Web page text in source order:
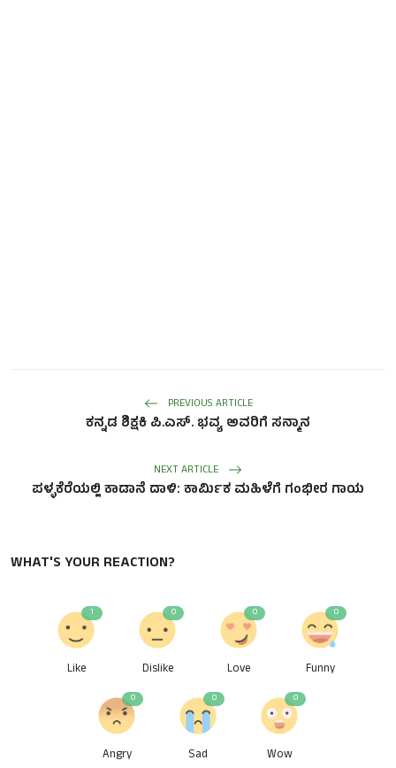
PREVIOUS ARTICLE
ಕನ್ನಡ ಶಿಕ್ಷಕಿ ಪಿ.ಎಸ್. ಭವ್ಯ ಅವರಿಗೆ ಸನ್ಮಾನ
NEXT ARTICLE
ಪಳ್ಳಕೆರೆಯಲ್ಲಿ ಕಾಡಾನೆ ದಾಳಿ: ಕಾರ್ಮಿಕ ಮಹಿಳೆಗೆ ಗಂಭೀರ ಗಾಯ
WHAT'S YOUR REACTION?
Like
1
Dislike
0
Love
0
Funny
0
Angry
0
Sad
0
Wow
0